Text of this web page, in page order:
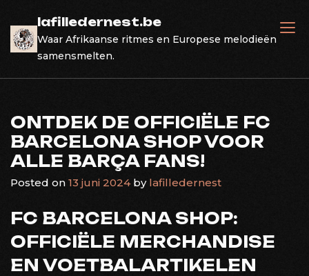
content
lafilledernest.be
Waar Afrikaanse ritmes en Europese melodieën
samensmelten.
ONTDEK DE OFFICIËLE FC
BARCELONA SHOP VOOR
ALLE BARÇA FANS!
Posted on 13 juni 2024by lafilledernest
FC BARCELONA SHOP:
OFFICIËLE MERCHANDISE
EN VOETBALARTIKELEN